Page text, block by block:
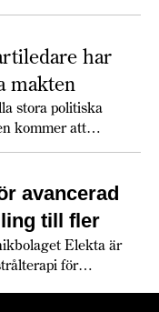
har
makten
stora politiska
kommer att
avancerad
till fler
Elekta är
för